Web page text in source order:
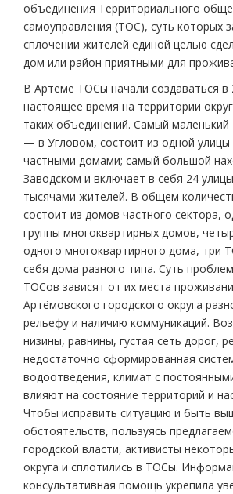
объединения Территориального
самоуправления (ТОС), суть которых
сплочении жителей единой целью
дом или район приятными для
В Артёме ТОСы начали создаваться в
настоящее время на территории
таких объединений. Самый
— в Угловом, состоит из одной улицы
частными домами; самый большой
Заводском и включает в себя 24
тысячами жителей. В общем
состоит из домов частного сектора,
группы многоквартирных домов,
одного многоквартирного дома, три
себя дома разного типа. Суть
ТОСов зависят от их места
Артёмовского городского округа
рельефу и наличию коммуникаций.
низины, равнины, густая сеть дорог,
недостаточно сформированная
водоотведения, климат с
влияют на состояние территорий и
Чтобы исправить ситуацию и быть
обстоятельств, пользуясь
городской власти, активисты
округа и сплотились в ТОСы.
консультативная помощь укрепила